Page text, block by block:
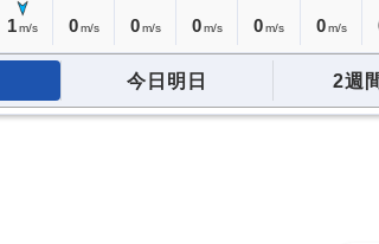
1 m/s 0 m/s 0 m/s 0 m/s 0m/s 0 m/s
今日明日 2週